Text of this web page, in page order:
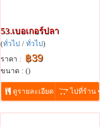
53.เบอเกอร์ปลา
(ทั่วไป / ทั่วไป)
ราคา : ฿39
ขนาด : ()
...
ดูรายละเอียด ไปที่ร้าน